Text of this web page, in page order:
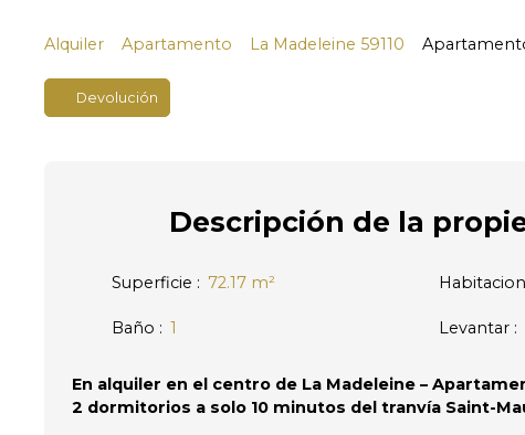
Alquiler Apartamento La Madeleine 59110
Devolución
Descripción de la
Superficie : 72.17 m²
Baño : 1 Levantar :
En alquiler en el centro de La Madeleine –
2 dormitorios a solo 10 minutos del tranvía Saint-